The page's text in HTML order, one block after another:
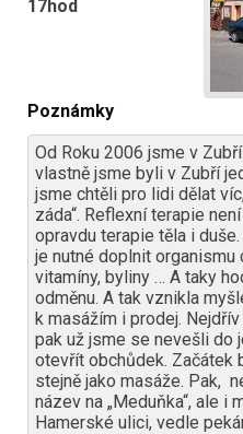
17hod
Poznámky
Od Roku 2006 jsme v
vlastně jsme byli v Zubří
jsme chtěli pro lidi dělat
záda“. Reflexní terapie
opravdu terapie těla i
je nutné doplnit organismu
vitamíny, byliny … A taky
odměnu. A tak vznikla
k masážím i prodej.
pak už jsme se nevešli do
otevřít obchůdek. Začátek
stejně jako masáže. Pak,
název na „Meduňka“, ale i
Hamerské ulici, vedle